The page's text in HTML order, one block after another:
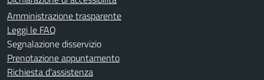
Amministrazione trasparente
Leggi le FAQ
Segnalazione disservizio
Prenotazione appuntamento
Richiesta d'assistenza